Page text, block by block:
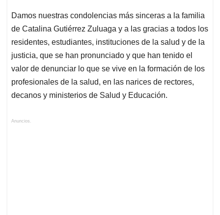
Damos nuestras condolencias más sinceras a la familia
de Catalina Gutiérrez Zuluaga y a las gracias a todos los
residentes, estudiantes, instituciones de la salud y de la
justicia, que se han pronunciado y que han tenido el
valor de denunciar lo que se vive en la formación de los
profesionales de la salud, en las narices de rectores,
decanos y ministerios de Salud y Educación.
Anuncios.